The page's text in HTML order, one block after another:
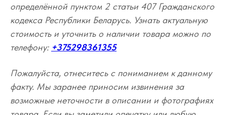
определённой пунктом 2 статьи 407 Гражданского
кодекса Республики Беларусь. Узнать актуальную
стоимость и уточнить о наличии товара можно по
телефону: +375298361355
Пожалуйста, отнеситесь с пониманием к данному
факту. Мы заранее приносим извинения за
возможные неточности в описании и фотографиях